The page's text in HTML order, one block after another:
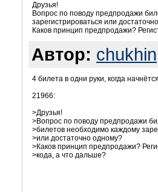
Друзья!
Вопрос по поводу предпродажи
зарегистрироваться или
Каков принцип предпродажи?
Автор: chukhin
4 билета в одни руки, когда
21966:
>Друзья!
>Вопрос по поводу предпродажи
>билетов необходимо каждому
>или достаточно одному?
>Каков принцип предпродажи?
>кода, а что дальше?